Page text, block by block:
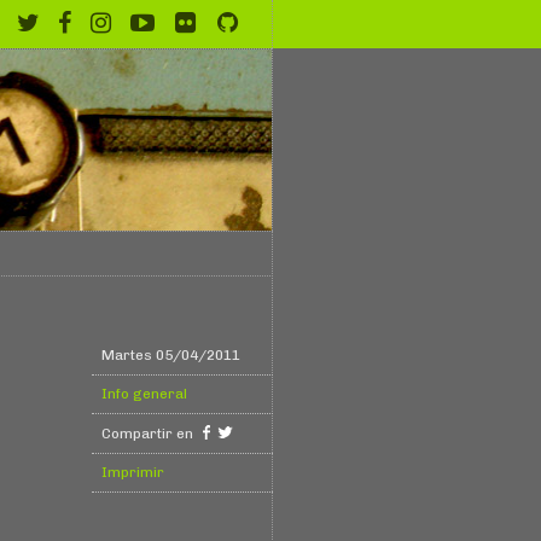
Martes 05/04/2011
Info general
Compartir en
Imprimir